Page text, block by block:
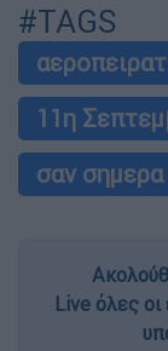
#TAGS
11η
σαν σημερα
Live όλες